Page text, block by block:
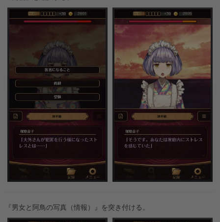
『男女と阿鳥の写真（情報）』を突き付ける。